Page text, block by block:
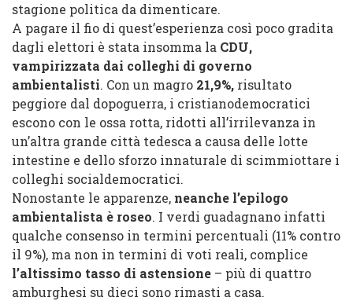
stagione politica da dimenticare.
A pagare il fio di quest’esperienza così poco gradita
dagli elettori è stata insomma la CDU,
vampirizzata dai colleghi di governo
ambientalisti. Con un magro 21,9%, risultato
peggiore dal dopoguerra, i cristianodemocratici
escono con le ossa rotta, ridotti all’irrilevanza in
un’altra grande città tedesca a causa delle lotte
intestine e dello sforzo innaturale di scimmiottare i
colleghi socialdemocratici.
Nonostante le apparenze, neanche l’epilogo
ambientalista è roseo. I verdi guadagnano infatti
qualche consenso in termini percentuali (11% contro
il 9%), ma non in termini di voti reali, complice
l’altissimo tasso di astensione – più di quattro
amburghesi su dieci sono rimasti a casa.